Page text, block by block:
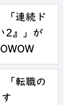
「連続ド
2』」が
「転職の